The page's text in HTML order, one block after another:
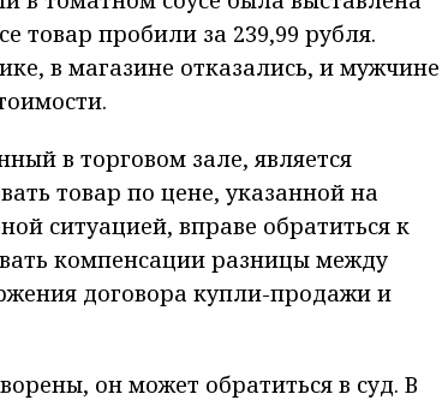
товар пробили за 239,99 рубля.
в магазине отказались, и мужчине
в торговом зале, является
товар по цене, указанной на
ситуацией, вправе обратиться к
компенсации разницы между
договора купли-продажи и
он может обратиться в суд. В